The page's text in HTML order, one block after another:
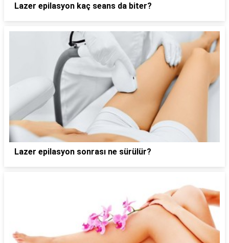
Lazer epilasyon kaç seans da biter?
Lazer epilasyon sonrası ne sürülür?